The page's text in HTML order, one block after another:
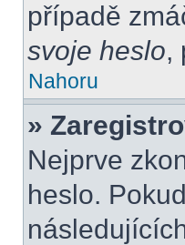
případě
svoje heslo,
Nahoru
»
Nejprve
heslo.